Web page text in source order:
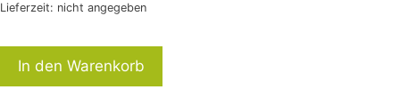
Lieferzeit: nicht angegeben
In den Warenkorb